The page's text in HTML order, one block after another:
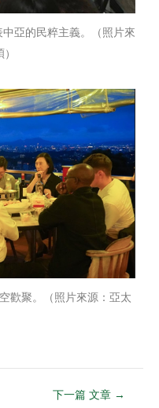
中亞的民粹主義。（照片來
歡聚。（照片來源：亞太
下一篇 文章 →